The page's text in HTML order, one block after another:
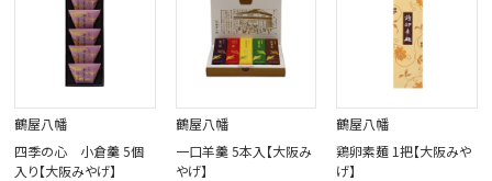
鶴屋八幡
四季の心 小倉羹 5個
入り【大阪みやげ】
鶴屋八幡
一口羊羹 5本入【大阪み
やげ】
鶴屋八幡
鶏卵素麺 1把【大阪みや
げ】